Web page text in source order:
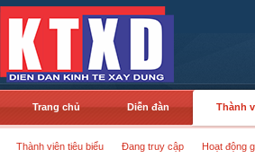
Trang chủ Diễn đàn Thành
Thành viên tiêu biểu Đang truy cập Hoạt động